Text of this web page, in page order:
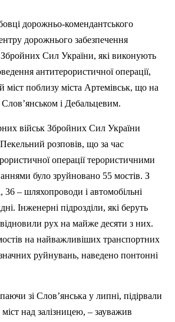
дорожньо-комендантського
дорожнього забезпечення
Сил України, які виконують
антитерористичної операції,
міст поблизу міста Артемівськ, що на
Слов’янськом і Дебальцевим.
військ Збройних Сил України
розповів, що за час
операції терористичними
було зруйновано 55 мостів. З
36 – шляхопроводи і автомобільні
Інженерні підрозділи, які беруть
рух на майже десяти з них.
на найважливіших транспортних
значних руйнувань, наведено понтонні
зі Слов’янська у липні, підірвали
над залізницею, – зауважив